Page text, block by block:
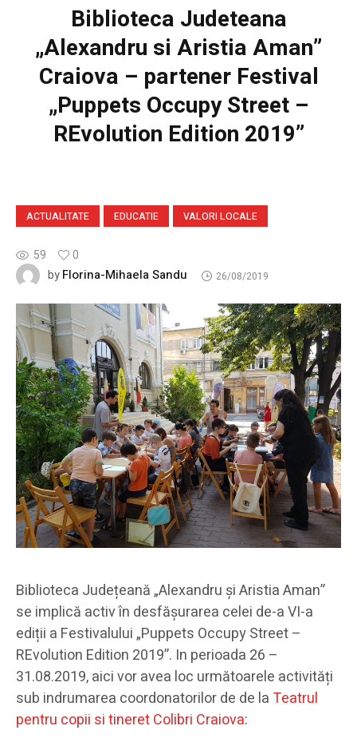
Biblioteca Judeteana
„Alexandru si Aristia Aman”
Craiova – partener Festival
„Puppets Occupy Street –
REvolution Edition 2019”
ACTUALITATE EDUCATIE VALORI LOCALE
59
0
byFlorina-Mihaela Sandu 26/08/2019
Biblioteca Județeană „Alexandru și Aristia Aman”
se implică activ în desfășurarea celei de-a VI-a
ediții a Festivalului „Puppets Occupy Street –
REvolution Edition 2019”. In perioada 26 –
31.08.2019, aici vor avea loc următoarele activități
sub indrumarea coordonatorilor de de la Teatrul
pentru copii si tineret Colibri Craiova: